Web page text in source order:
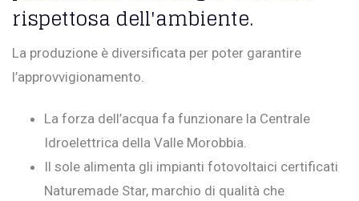
rispettosa dell'ambiente.
La produzione è diversificata per poter garantire
l’approvvigionamento.
La forza dell’acqua fa funzionare la Centrale
Idroelettrica della Valle Morobbia.
Il sole alimenta gli impianti fotovoltaici certificati
Naturemade Star, marchio di qualità che